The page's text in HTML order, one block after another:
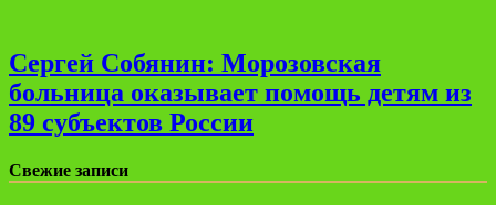
Сергей Собянин: Морозовская
больница оказывает помощь детям из
89 субъектов России
Свежие записи